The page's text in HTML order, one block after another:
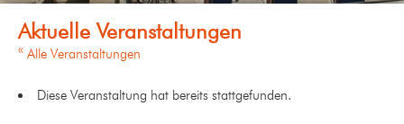
« Alle Veranstaltungen
Diese Veranstaltung hat bereits stattgefunden.